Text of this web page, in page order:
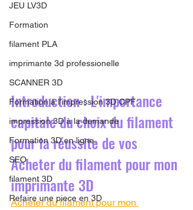
JEU LV3D
Formation
filament PLA
imprimante 3d professionelle
SCANNER 3D
Formation à l'impression 3D CPF
impression 3D à la demande
Formation 3D en ligne.
SEO
filament 3D
Refaire une piece en 3D
Introduction : L'importance
capitale du choix du filament
pour la réussite de vos
Acheter du filament pour mon
imprimante 3D
Acheter du filament pour mon